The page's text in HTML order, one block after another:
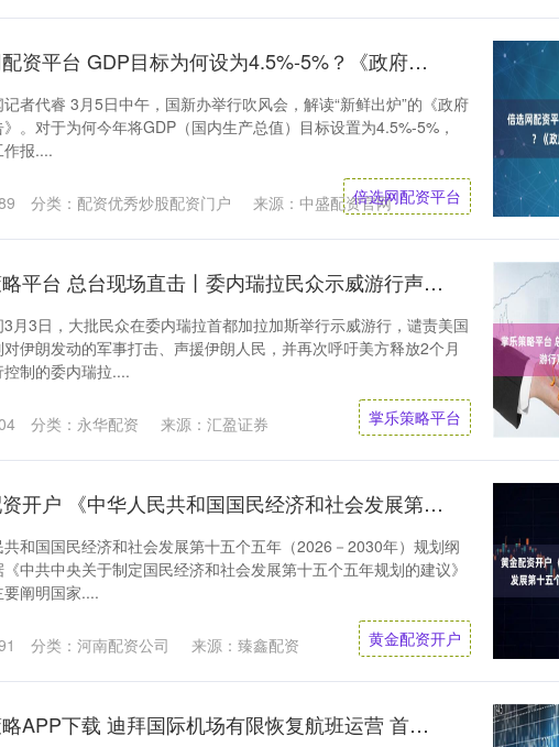
倍选网配资平台 GDP目标为何设为4.5%-5%？《政府工作报告》起草组回应
者代睿 3月5日中午，国新办举行吹风会，解读“新鲜出炉”的《政府
。对于为何今年将GDP（国内生产总值）目标设置为4.5%-5%，
作报....
来源：中盛配资官网
分类： 配资优秀炒股配资门户 倍选网配资平台
掌乐策略平台 总台现场直击丨委内瑞拉民众示威游行声援伊朗 谴责美国霸权
3月3日，大批民众在委内瑞拉首都加拉加斯举行示威游行，谴责美国
伊朗发动的军事打击、声援伊朗人民，并再次呼吁美方释放2个月
制的委内瑞拉....
来源：汇盈证券
分类： 永华配资 掌乐策略平台
黄金配资开户 《中华人民共和国国民经济和社会发展第十五个五年规划纲要（草案）》摘要
和国国民经济和社会发展第十五个五年（2026－2030年）规划纲
中共中央关于制定国民经济和社会发展第十五个五年规划的建议》
阐明国家....
来源：臻鑫配资
分类： 河南配资公司 黄金配资开户
掌盘策略APP下载 迪拜国际机场有限恢复航班运营 首班直航香港航班抵达